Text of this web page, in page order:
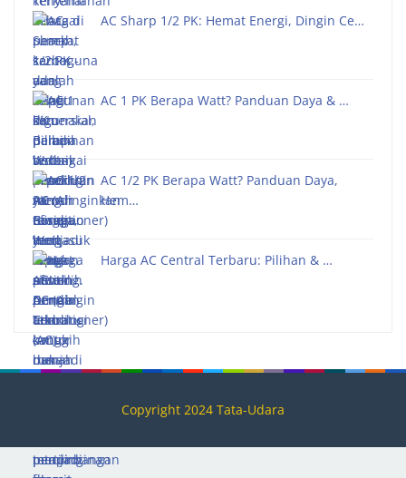
AC Sharp 1/2 PK: Hemat Energi, Dingin Ce…
AC 1 PK Berapa Watt? Panduan Daya & …
AC 1/2 PK Berapa Watt? Panduan Daya,
Hem…
Harga AC Central Terbaru: Pilihan & …
Copyright 2024 Tata-Udara